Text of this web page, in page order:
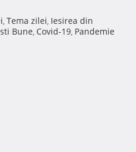
, Tema zilei, Iesirea din
Bune, Covid-19, Pandemie